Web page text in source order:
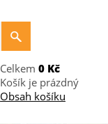
Celkem 0 Kč
Košík je prázdný
Obsah košíku